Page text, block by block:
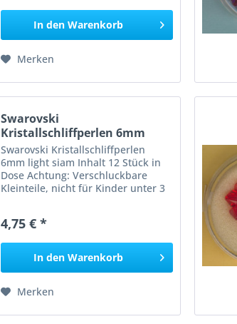
In den Warenkorb
Merken
Swarovski
Kristallschliffperlen 6mm
light siam...
Swarovski Kristallschliffperlen
6mm light siam Inhalt 12 Stück in
Dose Achtung: Verschluckbare
Kleinteile, nicht für Kinder unter 3
4,75 € *
In den Warenkorb
Merken